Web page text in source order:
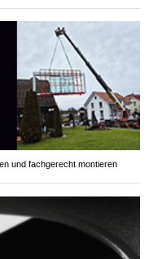
und fachgerecht montieren